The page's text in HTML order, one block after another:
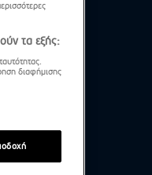
τα εξής:
διαφήμισης